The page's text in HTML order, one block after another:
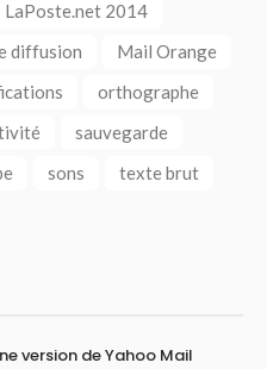
LaPoste.net 2014
diffusion
Mail Orange
orthographe
sauvegarde
sons
texte brut
version de Yahoo Mail